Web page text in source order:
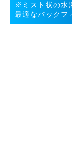
※ミスト状の水
最適なバックフ